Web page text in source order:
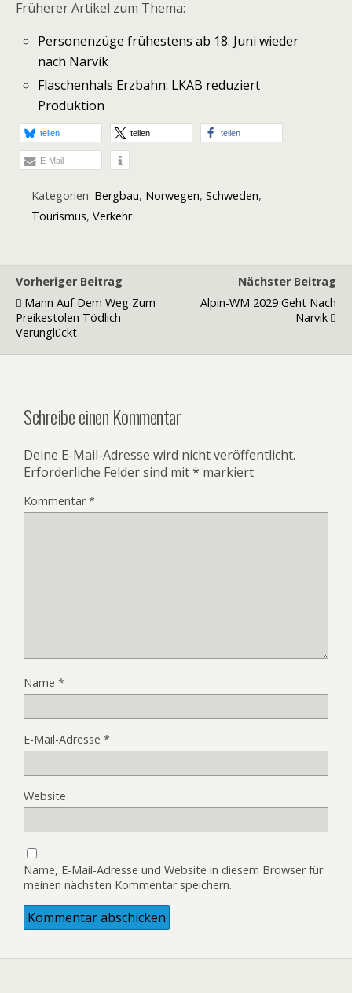
Früherer Artikel zum Thema:
Personenzüge frühestens ab 18. Juni wieder
nach Narvik
Flaschenhals Erzbahn: LKAB reduziert
Produktion
teilen teilen teilen
E-Mail
Kategorien: Bergbau, Norwegen, Schweden,
Tourismus, Verkehr
Vorheriger Beitrag
Mann Auf Dem Weg Zum
Preikestolen Tödlich
Verunglückt
Nächster Beitrag
Alpin-WM 2029 Geht Nach
Narvik
Schreibe einen Kommentar
Deine E-Mail-Adresse wird nicht veröffentlicht.
Erforderliche Felder sind mit* markiert
Kommentar*
Name *
E-Mail-Adresse *
Website
Name, E-Mail-Adresse und Website in diesem Browser für
meinen nächsten Kommentar speichern.